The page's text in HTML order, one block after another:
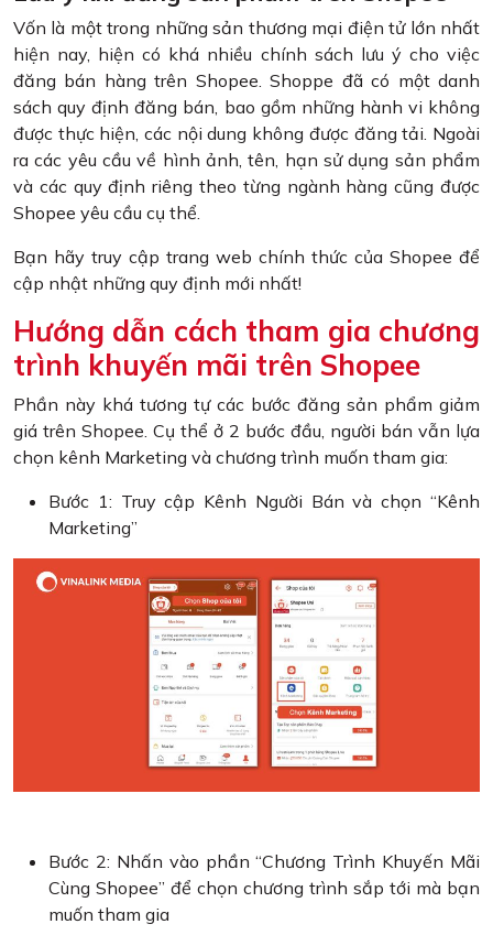
Vốn là một trong những sản thương mại điện tử lớn nhất
hiện nay, hiện có khá nhiều chính sách lưu ý cho việc
đăng bán hàng trên Shopee. Shoppe đã có một danh
sách quy định đăng bán, bao gồm những hành vi không
được thực hiện, các nội dung không được đăng tải. Ngoài
ra các yêu cầu về hình ảnh, tên, hạn sử dụng sản phẩm
và các quy định riêng theo từng ngành hàng cũng được
Shopee yêu cầu cụ thể.
Bạn hãy truy cập trang web chính thức của Shopee để
cập nhật những quy định mới nhất!
Hướng dẫn cách tham gia chương
trình khuyến mãi trên Shopee
Phần này khá tương tự các bước đăng sản phẩm giảm
giá trên Shopee. Cụ thể ở 2 bước đầu, người bán vẫn lựa
chọn kênh Marketing và chương trình muốn tham gia:
Bước 1: Truy cập Kênh Người Bán và chọn “Kênh
Marketing”
Bước 2: Nhấn vào phần “Chương Trình Khuyến Mãi
Cùng Shopee” để chọn chương trình sắp tới mà bạn
muốn tham gia